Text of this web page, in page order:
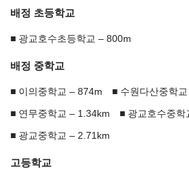
배정 초등학교
광교호수초등학교 – 800m
배정 중학교
이의중학교 – 874m 수원다산중학
연무중학교 – 1.34km 광교호수중학
광교중학교 – 2.71km
고등학교